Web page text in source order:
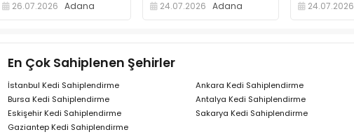
26.07.2026 Adana 24.07.2026 Adana 24.07.2026
En Çok Sahiplenen Şehirler
İstanbul Kedi Sahiplendirme Ankara Kedi Sahiplendirme
Bursa Kedi Sahiplendirme
Antalya Kedi Sahiplendirme
Eskişehir Kedi Sahiplendirme
Sakarya Kedi Sahiplendirme
Gaziantep Kedi Sahiplendirme